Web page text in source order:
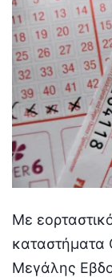
Με
καταστήματα
Μεγάλης